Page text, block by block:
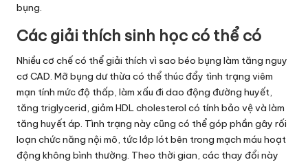
bụng.
Các giải thích sinh học có thể có
Nhiều cơ chế có thể giải thích vì sao béo bụng làm tăng nguy
cơ CAD. Mỡ bụng dư thừa có thể thúc đẩy tình trạng viêm
mạn tính mức độ thấp, làm xấu đi dao động đường huyết,
tăng triglycerid, giảm HDL cholesterol có tính bảo vệ và làm
tăng huyết áp. Tình trạng này cũng có thể góp phần gây rối
loạn chức năng nội mô, tức lớp lót bên trong mạch máu hoạt
động không bình thường. Theo thời gian, các thay đổi này